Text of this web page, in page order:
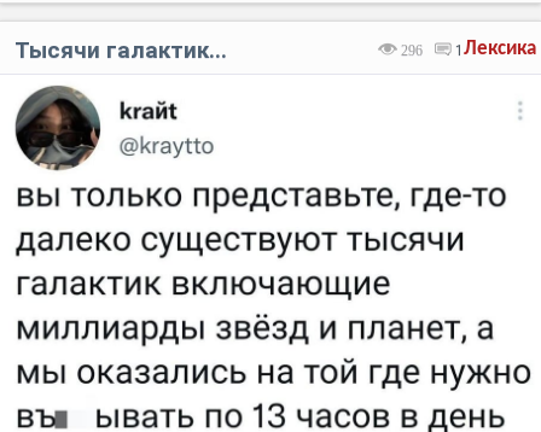
Лексика
296 1
Тысячи галактик...